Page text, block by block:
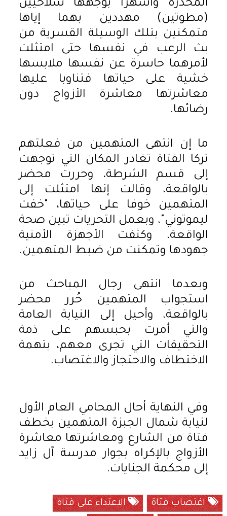
المخدرة وأشهرا بوجهها سلاحيين
(مطوتين) مهددين بهما إياها
متمكنين بتلك الوسيلة القسرية من
بث الرعب في نفسها حتى امتثلت
لأمرهما حاسرة عن نفسها ملابسها
خشية على حياتها فتناوبا عليها
معاشرتها معاشرة الأزواج دون
رضائها.
ما إن انتهى المتهمين من فعلتهم
تركا الفتاة تغادر المكان التي توجهت
إلى قسم الشرطة، وحررت محضر
بالواقعة، وقالت إنها امتثلت إلى
المتهمين خوفا على حياتها، "خفت
ليموتوني"، وبعمل التحريات تبين صحة
الواقعة، وكثفت الأجهزة الأمنية
جهودها وتمكنت من ضبط المتهمين.
وبعدما انتهى رجال المباحث من
استجواب المتهمين حُرر محضر
بالواقعة، وأحيل إلى النيابة العامة
والتي أمرت بحبسهم على ذمة
التحقيقات التي تجرى معهم، بتهمة
الاختطاف والاحتجاز والاغتصاب.
وفي النهاية أحال المحامي العام الأول
لنيابة شمال الجبزة المتهمين بخطف
فتاة من الشارع ومعاشرتها معاشرة
الأزواج بالإكراه بجوار مدرسة آل زايد
إلى محكمة الجنايات.
اغتصاب فتاة
الاعتداء على فتاة